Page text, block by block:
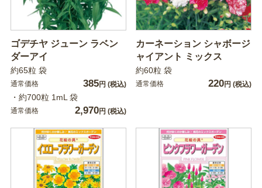
ゴデチヤ ジューン ラベン
ダーアイ
約65粒 袋
通常価格 385円 (税込)
・約700粒 1mL 袋
通常価格 2,970円 (税込)
カーネーション シャボージ
ャイアント ミックス
約60粒 袋
通常価格 220円 (税込)